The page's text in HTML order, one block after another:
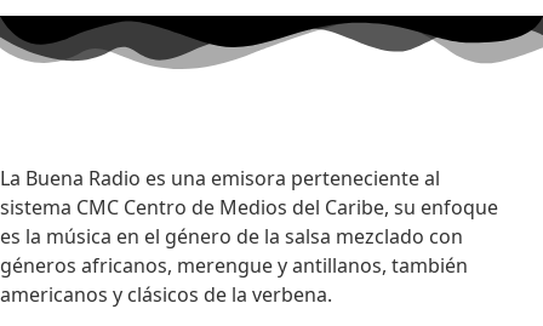
La Buena Radio es una emisora perteneciente al
sistema CMC Centro de Medios del Caribe, su enfoque
es la música en el género de la salsa mezclado con
géneros africanos, merengue y antillanos, también
americanos y clásicos de la verbena.